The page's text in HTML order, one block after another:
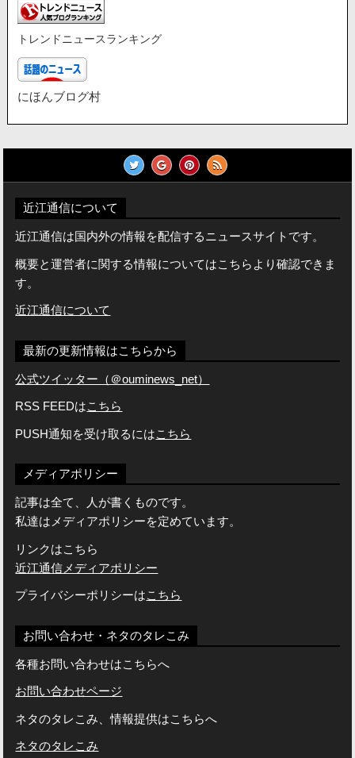
トレンドニュースランキング
にほんブログ村
近江通信について
近江通信は国内外の情報を配信するニュースサイトです。
概要と運営者に関する情報についてはこちらより確認できま
す。
近江通信について
最新の更新情報はこちらから
公式ツイッター（＠ouminews_net）
RSS FEEDはこちら
PUSH通知を受け取るにはこちら
メディアポリシー
記事は全て、人が書くものです。
私達はメディアポリシーを定めています。
リンクはこちら
近江通信メディアポリシー
プライバシーポリシーはこちら
お問い合わせ・ネタのタレこみ
各種お問い合わせはこちらへ
お問い合わせページ
ネタのタレこみ、情報提供はこちらへ
ネタのタレこみ